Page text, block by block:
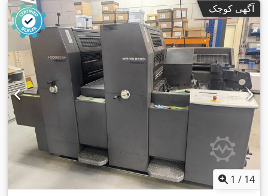
آگهی کوچک
1 / 14